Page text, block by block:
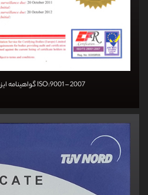
گواهینامه ایزو مدیریت کیفیت ISO:9001 – 2007